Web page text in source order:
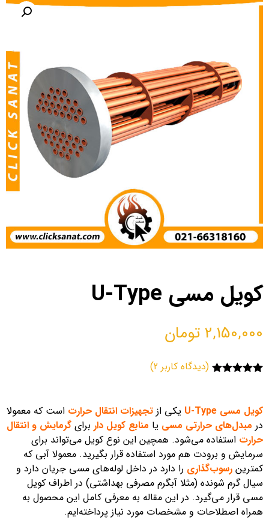
کویل مسی U-Type
2,150,000تومان
(دیدگاه کاربر2
)
کویل مسی U-Type یکی از تجهیزات انتقال حرارت است که معمولا
در مبدل‌های حرارتی مسی یا منابع کویل دار برای گرمایش و انتقال
حرارت استفاده می‌شود. همچین این نوع کویل می‌تواند برای
سرمایش و برودت هم مورد استفاده قرار بگیرید. معمولا آبی که
کمترین رسوب‌گذاری را دارد در داخل لوله‌های مسی جریان دارد و
سیال گرم شونده (مثلا آبگرم مصرفی بهداشتی) در اطراف کویل
مسی قرار می‌گیرد. در این مقاله به معرفی کامل این محصول به
همراه اصطلاحات و مشخصات مورد نیاز پرداخته‌ایم.